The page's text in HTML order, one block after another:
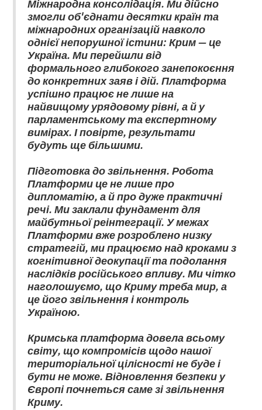
змогли об'єднати десятки країн та
міжнародних організацій навколо
однієї непорушної істини: Крим — це
Україна. Ми перейшли від
формального глибокого занепокоєння
до конкретних заяв і дій. Платформа
успішно працює не лише на
найвищому урядовому рівні, а й у
парламентському та експертному
вимірах. І повірте, результати
будуть ще більшими.
Підготовка до звільнення. Робота
Платформи це не лише про
дипломатію, а й про дуже практичні
речі. Ми заклали фундамент для
майбутньої реінтеграції. У межах
Платформи вже розроблено низку
стратегій, ми працюємо над кроками з
когнітивної деокупації та подолання
наслідків російського впливу. Ми чітко
наголошуємо, що Криму треба мир, а
це його звільнення і контроль
Україною.
Кримська платформа довела всьому
світу, що компромісів щодо нашої
територіальної цілісності не буде і
бути не може. Відновлення безпеки у
Європі почнеться саме зі звільнення
Криму.